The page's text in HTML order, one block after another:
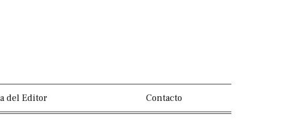
del Editor Contacto